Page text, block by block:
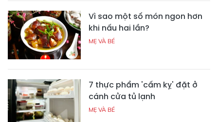
Vì sao một số món ngon hơn
khi nấu hai lần?
MẸ VÀ BÉ
7 thực phẩm 'cấm kỵ' đặt ở
cánh cửa tủ lạnh
MẸ VÀ BÉ